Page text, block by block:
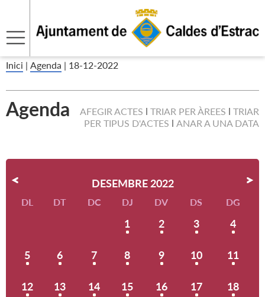
Inici | Agenda | 18-12-2022
Agenda AFEGIR ACTES TRIAR PER ÀREES
TRIAR
PER TIPUS D'ACTES
ANAR A UNA DATA
DESEMBRE 2022
DL DT DC DJ DV DS DG
1 2 3 4
5 6 7 8 9 10 11
12 13 14 15 16 17 18